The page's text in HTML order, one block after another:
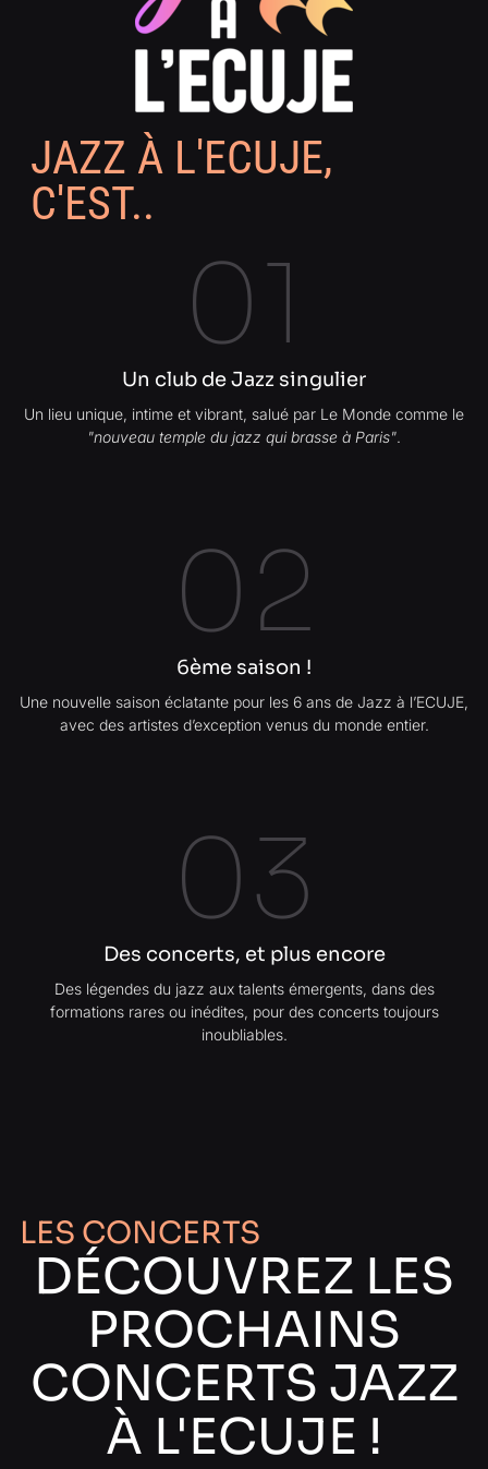
JAZZ À L'ECUJE,
C'EST..
01
Un club de Jazz singulier
Un lieu unique, intime et vibrant, salué par Le Monde comme le
"nouveau temple du jazz qui brasse à Paris".
02
6ème saison !
Une nouvelle saison éclatante pour les 6 ans de Jazz à l’ECUJE,
avec des artistes d’exception venus du monde entier.
03
Des concerts, et plus encore
Des légendes du jazz aux talents émergents, dans des
formations rares ou inédites, pour des concerts toujours
inoubliables.
LES CONCERTS
DÉCOUVREZ LES
PROCHAINS
CONCERTS JAZZ
À L'ECUJE !​